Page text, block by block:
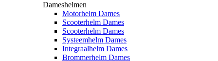
Dameshelmen
Motorhelm Dames
Scooterhelm Dames
Scooterhelm Dames
Systeemhelm Dames
Integraalhelm Dames
Brommerhelm Dames